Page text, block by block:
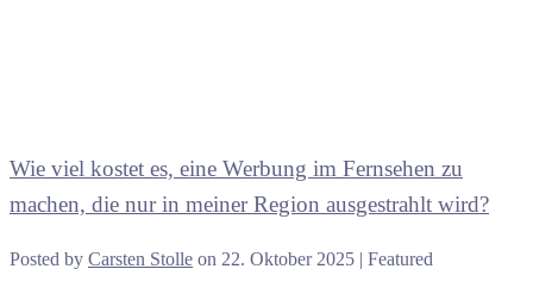
Wie viel kostet es, eine Werbung im Fernsehen zu
machen, die nur in meiner Region ausgestrahlt wird?
Posted by Carsten Stolle on 22. Oktober 2025 | Featured